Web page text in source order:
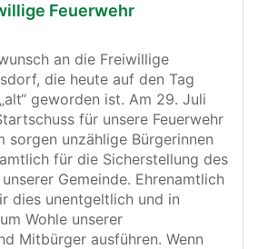
Feuerwehr
an die Freiwillige
, die heute auf den Tag
geworden ist. Am 29. Juli
für unsere Feuerwehr
sorgen unzählige Bürgerinnen
für die Sicherstellung des
Gemeinde. Ehrenamtlich
dies unentgeltlich und in
Wohle unserer
Mitbürger ausführen. Wenn